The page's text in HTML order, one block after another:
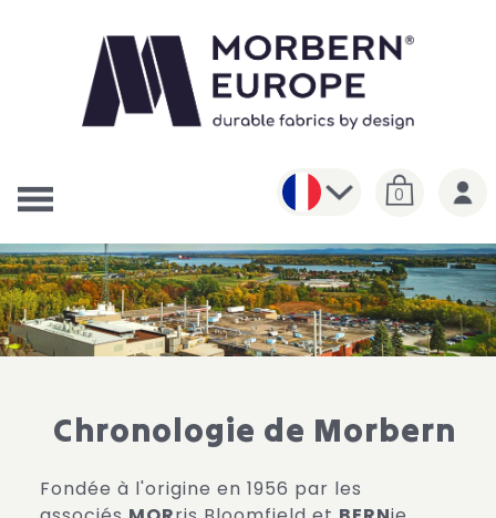
0
Chronologie de Morbern
Fondée à l'origine en 1956 par les